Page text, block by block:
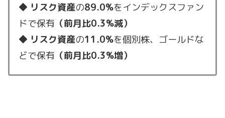
◆ リスク資産の89.0%をインデックスファン
ドで保有 （前月比0.3%減）
◆ リスク資産の11.0%を個別株、ゴールドな
どで保有 （前月比0.3%増）